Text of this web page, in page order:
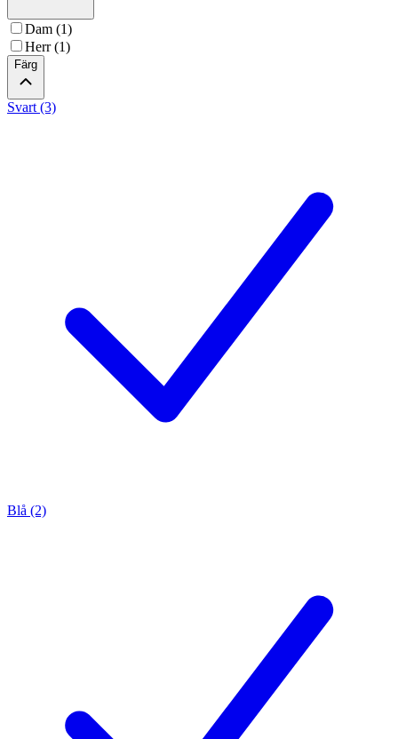
Dam (1)
Herr (1)
Färg
Svart (3)
Blå (2)